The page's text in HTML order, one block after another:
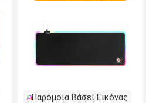
Παρόμοια Βάσει Εικόνας